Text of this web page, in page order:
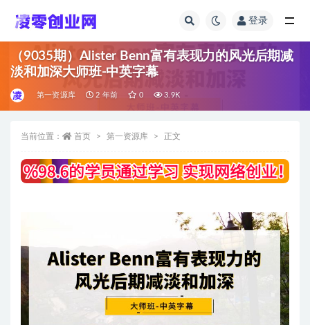
登录
（9035期）Alister Benn富有表现力的风光后期减
淡和加深大师班-中英字幕
第一资源库 2 年前 0 3.9K
当前位置： 首页 第一资源库 正文